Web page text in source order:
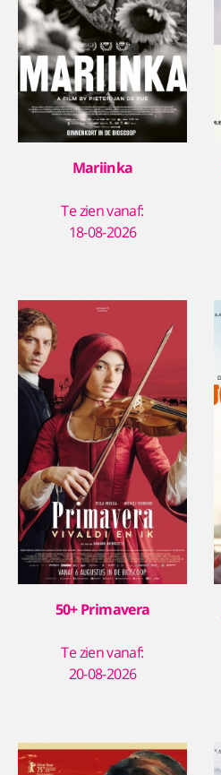
Mariinka
Te zien vanaf:
18-08-2026
50+ Primavera
Te zien vanaf:
20-08-2026